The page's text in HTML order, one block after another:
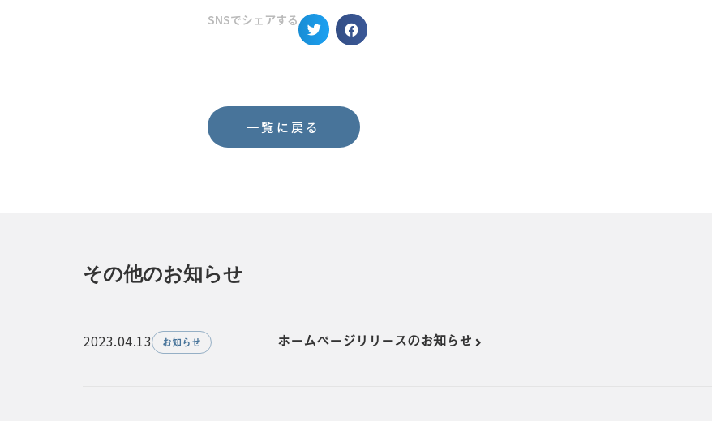
SNSでシェアする
一覧に戻る
その他のお知らせ
2023.04.13 お知らせ ホームページリリースのお知らせ
トップ
メニュー